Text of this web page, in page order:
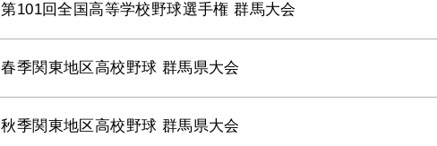
第101回全国高等学校野球選手権 群馬大会
春季関東地区高校野球 群馬県大会
秋季関東地区高校野球 群馬県大会